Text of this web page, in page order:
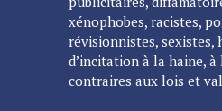
xénophobes, racistes,
révisionnistes, sexistes,
d’incitation à la haine,
contraires aux lois et